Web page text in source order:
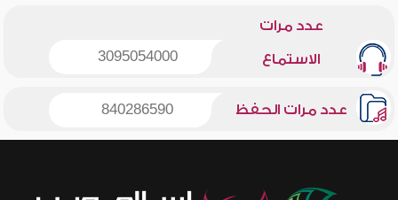
عدد مرات
الاستماع 3095054000
عدد مرات الحفظ 840286590